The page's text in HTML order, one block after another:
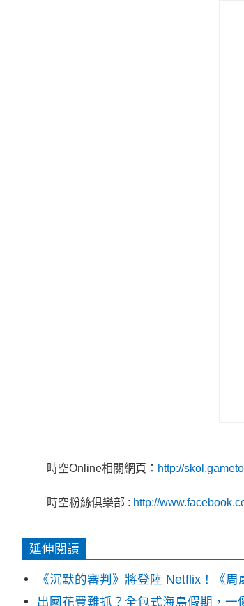
時空Online相關網頁： http://
時空粉絲俱樂部 : http://
延伸閱讀
《沉默的審判》將登陸 Netflix！《
出國花費難抓？全包式海島假期，一